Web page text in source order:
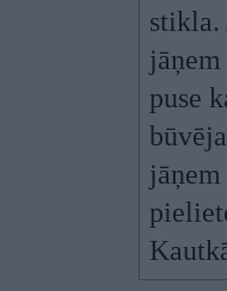
stikla.
puse